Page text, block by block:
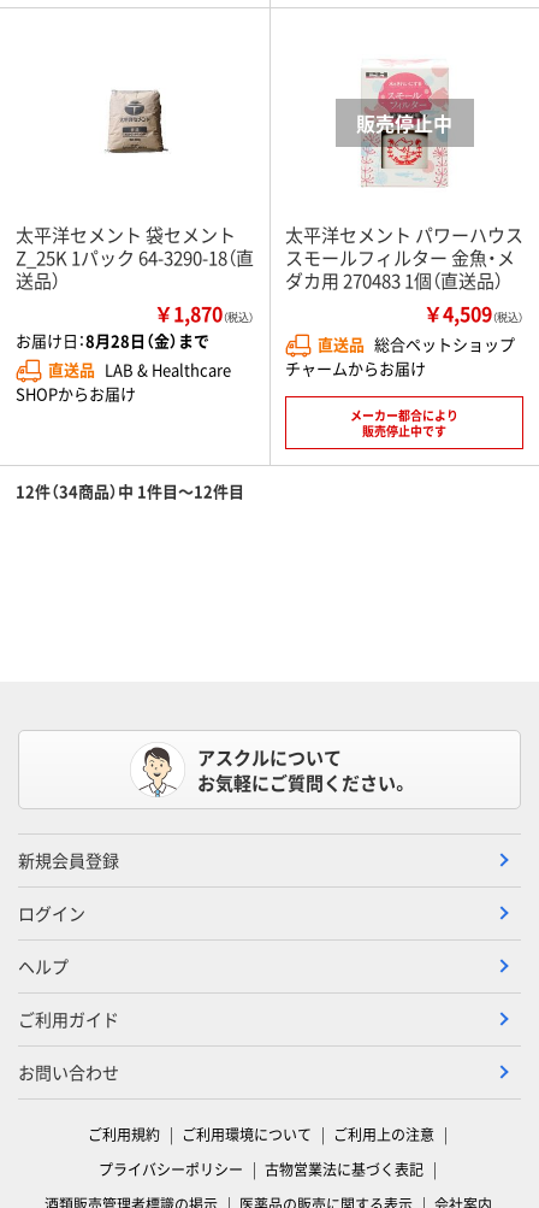
太平洋セメント 袋セメント
Z_25K 1パック 64-3290-18（直
送品）
￥1,870（税込）
お届け日：8月28日（金）まで
直送品 LAB & Healthcare
SHOPからお届け
太平洋セメント パワーハウス
スモールフィルター 金魚・メ
ダカ用 270483 1個（直送品）
￥4,509（税込）
直送品 総合ペットショップ
チャームからお届け
メーカー都合により
販売停止中です
12件（34商品）中 1件目～12件目
アスクルについて
お気軽にご質問ください。
新規会員登録
ログイン
ヘルプ
ご利用ガイド
お問い合わせ
ご利用規約 ご利用環境について
ご利用上の注意
プライバシーポリシー
古物営業法に基づく表記
酒類販売管理者標識の掲示
医薬品の販売に関する表示 会社案内